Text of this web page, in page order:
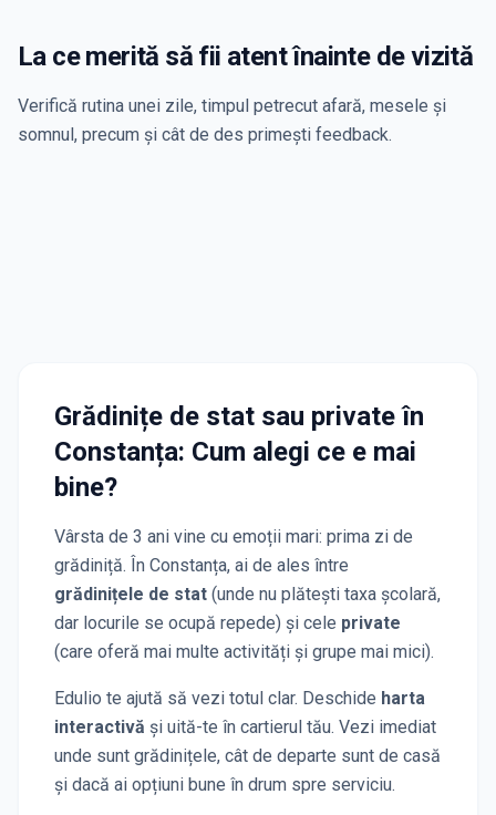
La ce merită să fii atent înainte de vizită
Verifică rutina unei zile, timpul petrecut afară, mesele și
somnul, precum și cât de des primești feedback.
Grădinițe de stat sau privateîn
Constanța: Cum alegi ce e mai
bine?
Vârsta de 3 ani vine cu emoții mari: prima zi de
grădiniță. În Constanța, ai de ales între
grădinițele de stat (unde nu plătești taxa școlară,
dar locurile se ocupă repede) și cele private
(care oferă mai multe activități și grupe mai mici).
Edulio te ajută să vezi totul clar. Deschide harta
interactivă și uită-te în cartierul tău. Vezi imediat
unde sunt grădinițele, cât de departe sunt de casă
și dacă ai opțiuni bune în drum spre serviciu.